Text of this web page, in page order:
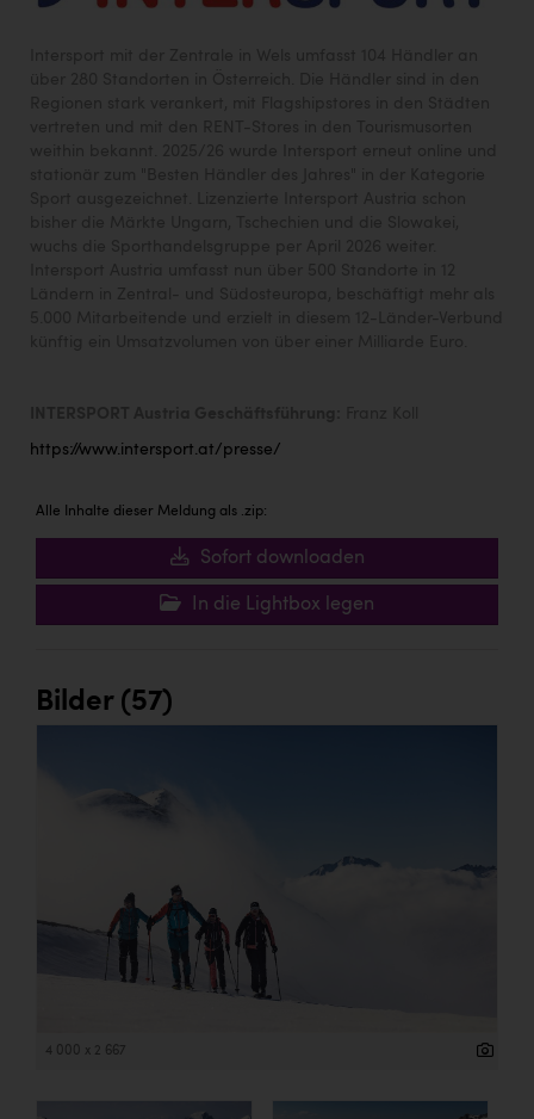
https://www.intersport.at/presse/
Alle Inhalte dieser Meldung als .zip:
Sofort downloaden
In die Lightbox legen
Bilder (57)
4 000 x 2 667